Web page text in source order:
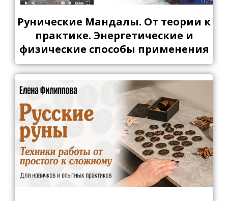
Рунические Мандалы. От теории к
практике. Энергетические и
физические способы применения